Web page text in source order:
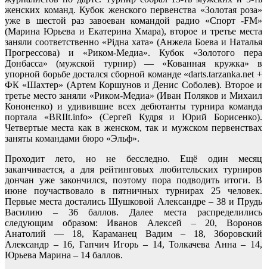
женских команд. Кубок женского первенства «Золотая роза»
уже в шестой раз завоеван командой радио «Спорт -FM»
(Марина Юрьева и Екатерина Хмара), второе и третье места
заняли соответственно «Рідна хата» (Анжела Боева и Наталья
Прогрессова) и «Риком-Медиа». Кубок «Золотого пера
Донбасса» (мужской турнир) — «Кованная кружка» в
упорной борьбе достался сборной команде «darts.tarzanka.net +
ФК «Шахтер» (Артем Коршунов и Денис Соболев). Второе и
третье место заняли «Риком-Медиа» (Иван Поляков и Михаил
Кононенко) и удивившие всех дебютанты турнира команда
портала «BRIIt.info» (Сергей Кудря и Юрий Борисенко).
Четвертые места как в женском, так и мужском первенствах
заняты командами бюро «Эльф».
Проходит лето, но не бесследно. Ещё один месяц
заканчивается, а для рейтинговых любительских турниров
дончан уже закончился, поэтому пора подводить итоги. В
июне поучаствовало в пятничных турнирах 25 человек.
Первые места достались Шушковой Александре – 38 и Прудь
Василию – 36 баллов. Далее места распределились
следующим образом: Иванов Алексей – 20, Воронов
Анатолий — 18, Караманец Вадим – 18, Зборовский
Александр – 16, Гапчич Игорь – 14, Толкачева Анна – 14,
Юрьева Марина – 14 баллов.